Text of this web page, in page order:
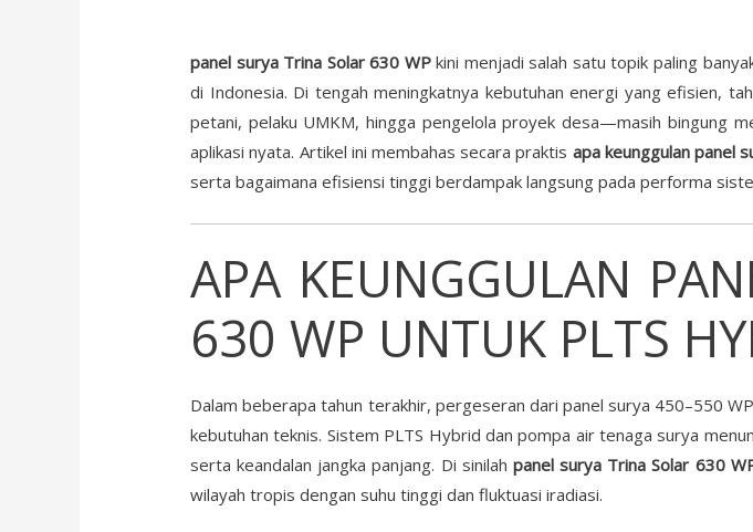
panel surya Trina Solar 630 WPkini menjadi salah satu topik paling
di Indonesia. Di tengah meningkatnya kebutuhan energi yang efisien,
petani, pelaku UMKM, hingga pengelola proyek desa—masih bingung
aplikasi nyata. Artikel ini membahas secara praktis apa keunggulan panel
serta bagaimana efisiensi tinggi berdampak langsung pada performa
APA KEUNGGULAN
630 WP UNTUK PLTS
Dalam beberapa tahun terakhir, pergeseran dari panel surya 450–550
kebutuhan teknis. Sistem PLTS Hybrid dan pompa air tenaga surya
serta keandalan jangka panjang. Di sinilah panel surya Trina Solar 630
wilayah tropis dengan suhu tinggi dan fluktuasi iradiasi.